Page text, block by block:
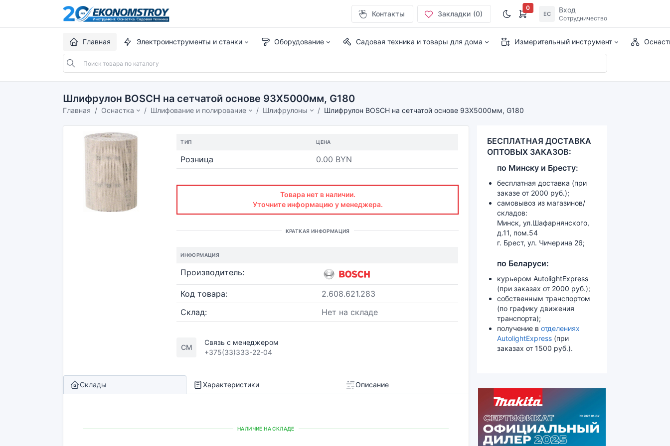
Контакты Закладки (0)
0
ЕС Вход
Сотрудничество
Главная Электроинструменты и станки Оборудование Садовая техника и товары для дома Измерительный инструмент
Шлифрулон BOSCH на сетчатой основе 93X5000мм, G180
Главная Оснастка Шлифование и полирование Шлифрулоны Шлифрулон BOSCH на сетчатой основе 93X5000мм, G180
ТИП ЦЕНА
Розница 0.00 BYN
Товара нет в наличии.
Уточните информацию у менеджера.
КРАТКАЯ ИНФОРМАЦИЯ
ИНФОРМАЦИЯ
Производитель:
Код товара:
2.608.621.283
Склад:
Нет на складе
СМ
Связь с менеджером
+375(33)333-22-04
Склады Характеристики Описание
НАЛИЧИЕ НА СКЛАДЕ
БЕСПЛАТНАЯ ДОСТАВКА
ОПТОВЫХ ЗАКАЗОВ:
по Минску и Бресту:
бесплатная доставка (при
заказе от 2000 руб.);
самовывоз из магазинов/
складов:
Минск, ул.Шафарнянского,
д.11, пом.54
г. Брест, ул. Чичерина 26;
по Беларуси:
курьером AutolightExpress
(при заказах от 2000 руб.);
собственным транспортом
(по графику движения
транспорта);
получение в отделениях
AutolightExpress (при
заказах от 1500 руб.).